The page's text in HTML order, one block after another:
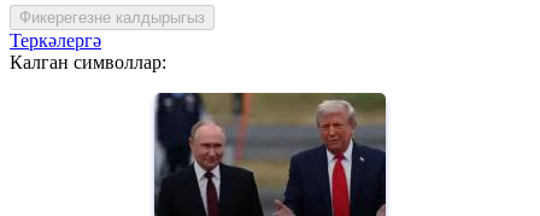
Фикерегезне калдырыгыз
Теркәлергә
Калган символлар: